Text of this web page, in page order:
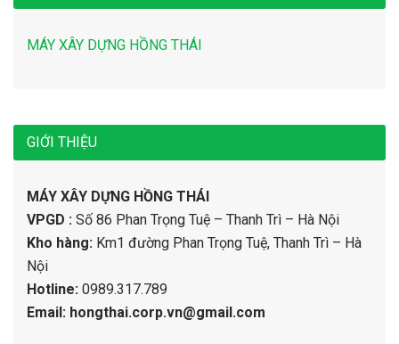
MÁY XÂY DỰNG HỒNG THÁI
GIỚI THIỆU
MÁY XÂY DỰNG HỒNG THÁI
VPGD : Số 86 Phan Trọng Tuệ – Thanh Trì – Hà Nội
Kho hàng: Km1 đường Phan Trọng Tuệ, Thanh Trì – Hà
Nội
Hotline: 0989.317.789
Email: hongthai.corp.vn@gmail.com